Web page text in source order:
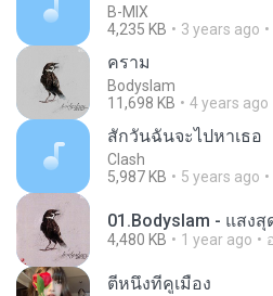
B-MIX
4,235 KB
3 years ago
คราม
Bodyslam
11,698 KB
4 years ago
สักวันฉันจะไปหาเธอ
Clash
5,987 KB
5 years ago
01.Bodyslam - แสงสุ
4,480 KB 1 year ago
ตีหนึ่งที่คูเมือง